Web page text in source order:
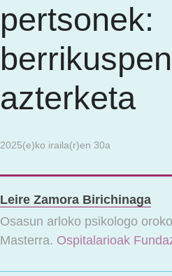
pertsonek:
azterketa
2025(e)ko iraila(r)en 30a
Leire Zamora Birichinaga
Osasun arloko psikologo
Masterra. Ospitalarioak